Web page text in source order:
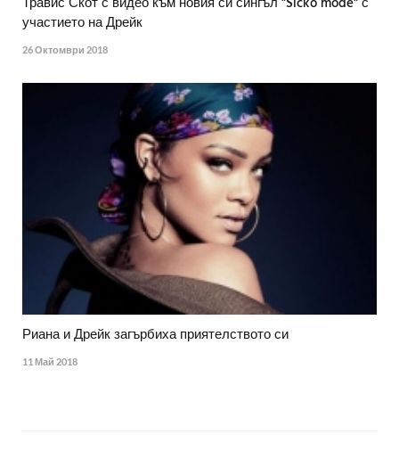
участието на Дрейк
26 Октомври 2018
Риана и Дрейк загърбиха приятелството си
11 Май 2018